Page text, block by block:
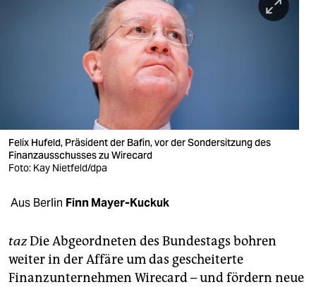
verlag
verlag
shop
fragen & hilfe
unterstützen
Felix Hufeld, Präsident der Bafin, vor der Sondersitzung des
Finanzausschusses zu Wirecard
Foto: Kay Nietfeld/dpa
Aus Berlin Finn Mayer-Kuckuk
tazDie Abgeordneten des Bundestags bohren
weiter in der Affäre um das gescheiterte
Finanzunternehmen Wire­card – und fördern neue